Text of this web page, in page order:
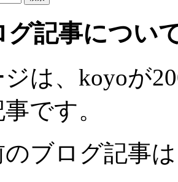
グ記事につい
は、koyoが
です。
ブログ記事